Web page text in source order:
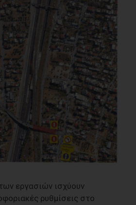
εργασιών ισχύουν
ρυθμίσεις στο